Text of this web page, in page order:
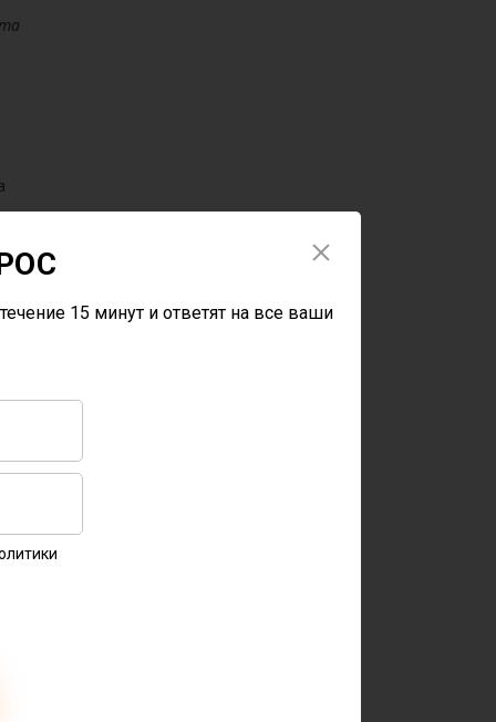
15 минут и ответят на все ваши